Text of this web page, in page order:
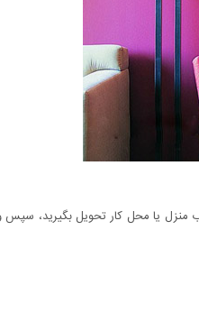
یا محل کار تحویل بگیرید، سپس